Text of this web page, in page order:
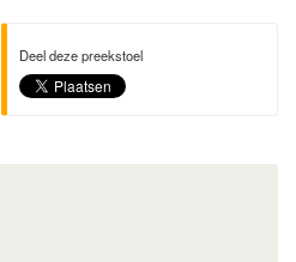
Deel deze preekstoel